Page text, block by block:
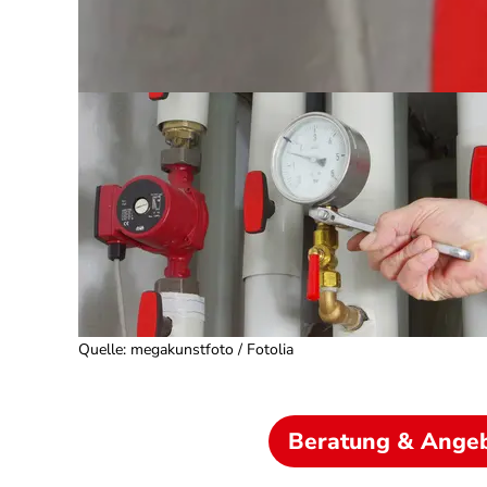
Quelle: megakunstfoto / Fotolia
Beratung &